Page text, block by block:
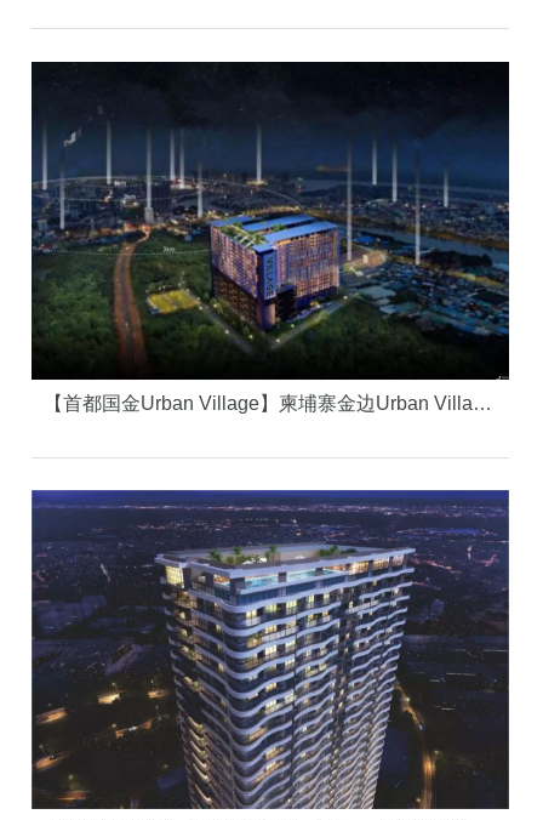
【首都国金Urban Village】柬埔寨金边Urban Village，“金边万达”旁的品质社区